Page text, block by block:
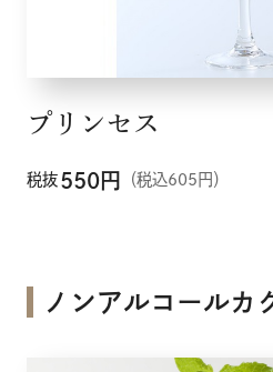
プリンセス
税抜 550円 （税込605円）
ノンアルコールカ